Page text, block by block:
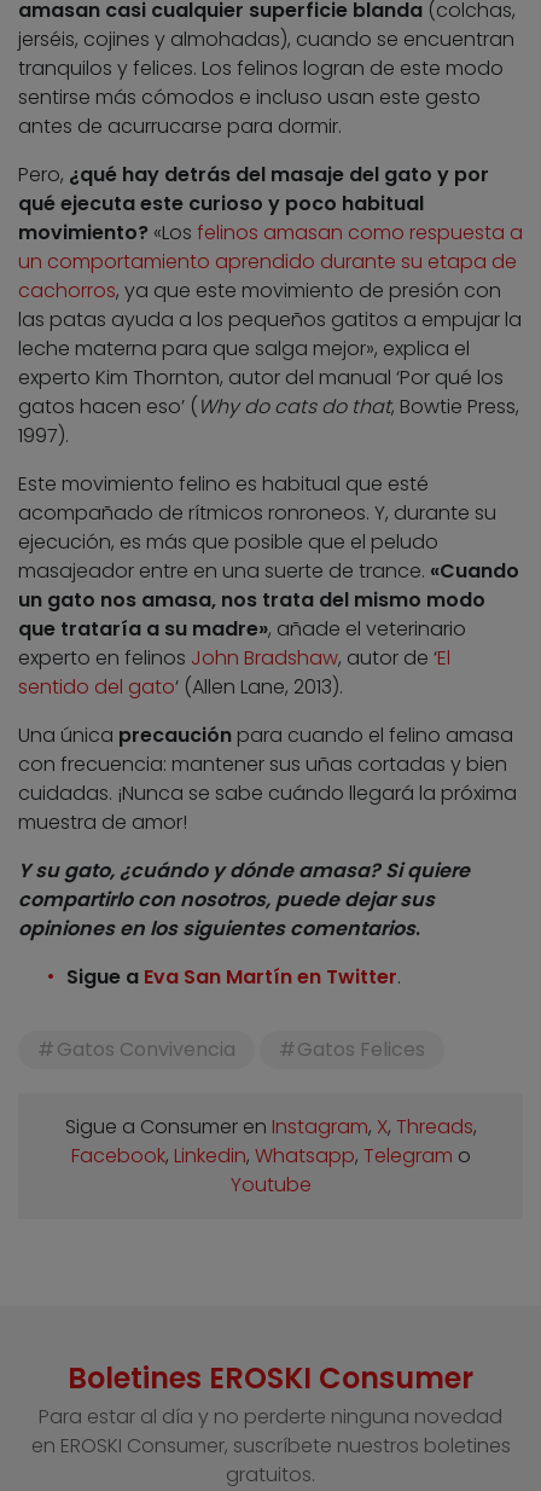
amasan casi cualquier superficie blanda (colchas,
jerséis, cojines y almohadas), cuando se encuentran
tranquilos y felices. Los felinos logran de este modo
sentirse más cómodos e incluso usan este gesto
antes de acurrucarse para dormir.
Pero, ¿qué hay detrás del masaje del gato y por
qué ejecuta este curioso y poco habitual
movimiento? «Los felinos amasan como respuesta a
un comportamiento aprendido durante su etapa de
cachorros, ya que este movimiento de presión con
las patas ayuda a los pequeños gatitos a empujar la
leche materna para que salga mejor», explica el
experto Kim Thornton, autor del manual ‘Por qué los
gatos hacen eso’ (Why do cats do that, Bowtie Press,
1997).
Este movimiento felino es habitual que esté
acompañado de rítmicos ronroneos. Y, durante su
ejecución, es más que posible que el peludo
masajeador entre en una suerte de trance. «Cuando
un gato nos amasa, nos trata del mismo modo
que trataría a su madre», añade el veterinario
experto en felinos John Bradshaw, autor de ‘El
sentido del gato‘ (Allen Lane, 2013).
Una única precaución para cuando el felino amasa
con frecuencia: mantener sus uñas cortadas y bien
cuidadas. ¡Nunca se sabe cuándo llegará la próxima
muestra de amor!
Y su gato, ¿cuándo y dónde amasa? Si quiere
compartirlo con nosotros, puede dejar sus
opiniones en los siguientes comentarios.
Sigue a Eva San Martín en Twitter.
Gatos Convivencia Gatos Felices
Sigue a Consumer en Instagram, X, Threads,
Facebook, Linkedin, Whatsapp, Telegram o
Youtube
Boletines EROSKI Consumer
Para estar al día y no perderte ninguna novedad
en EROSKI Consumer, suscríbete nuestros boletines
gratuitos.